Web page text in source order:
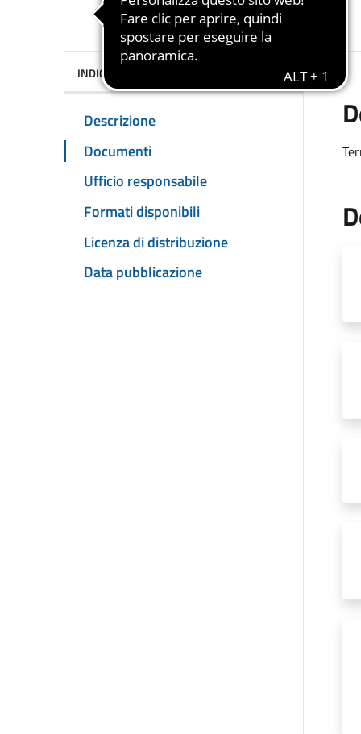
INDICE DELLA PAGINA
Descrizione
Documenti
Ufficio responsabile
Formati disponibili
Licenza di distribuzione
Data pubblicazione